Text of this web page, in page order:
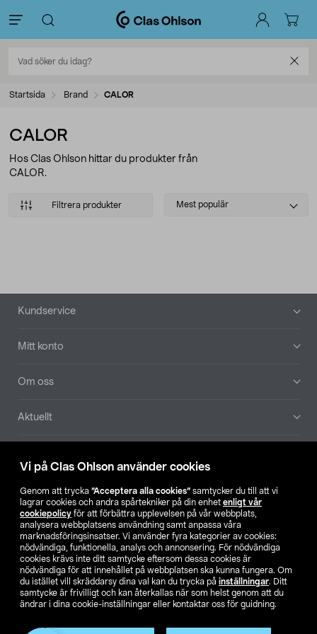
Vi på Clas Ohlson använder cookies
Genom att trycka ”Acceptera alla cookies” samtycker du till att vi
lagrar cookies och andra spårtekniker på din enhet enligt vår
cookiepolicy för att förbättra upplevelsen på vår webbplats,
analysera webbplatsens användning samt anpassa våra
marknadsföringsinsatser. Vi använder fyra kategorier av cookies:
nödvändiga, funktionella, analys och annonsering. För nödvändiga
cookies krävs inte ditt samtycke eftersom dessa cookies är
nödvändiga för att innehållet på webbplatsen ska kunna fungera. Om
du istället vill skräddarsy dina val kan du trycka på inställningar. Ditt
samtycke är frivilligt och kan återkallas när som helst genom att du
ändrar i dina cookie-inställningar eller kontaktar oss för guidning.
Startsida Brand CALOR
CALOR
Hos Clas Ohlson hittar du produkter från
CALOR.
Filtrera produkter
Select
Mest populär
Sidfot
Kundservice
Mitt konto
Om oss
Aktuellt
Hitta butik
SE NO FI
Ändra till priser exklusive moms